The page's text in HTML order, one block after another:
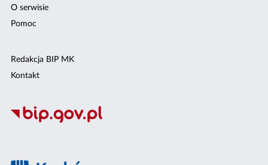
O serwisie
Pomoc
Redakcja BIP MK
Kontakt